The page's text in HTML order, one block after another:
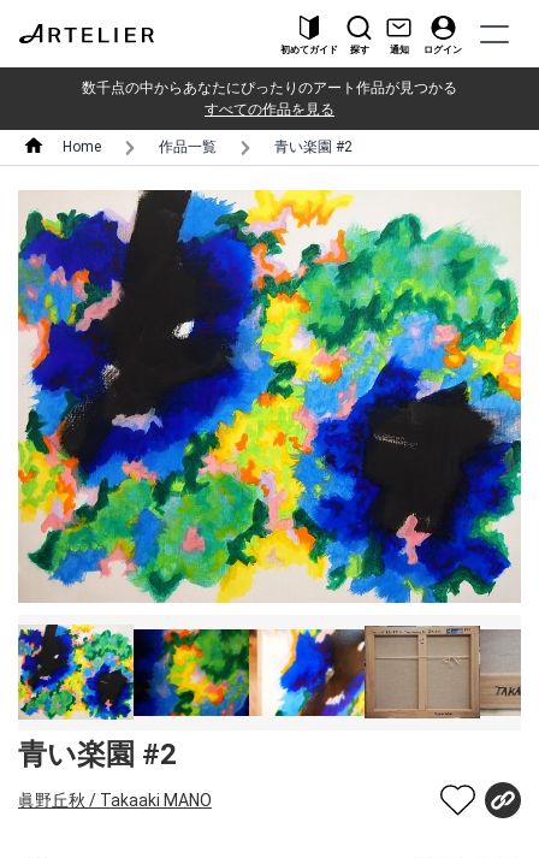
初めてガイド 探す 通知 ログイン
数千点の中からあなたにぴったりのアート作品が見つかる
すべての作品を見る
Home 作品一覧 青い楽園 #2
青い楽園 #2
眞野丘秋 / Takaaki MANO